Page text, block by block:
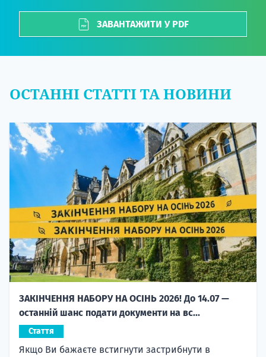
ЗАВАНТАЖИТИ У PDF
ОСТАННІ СТАТТІ ТА НОВИНИ
ЗАКІНЧЕННЯ НАБОРУ НА ОСІНЬ 2026! До 14.07 —
останній шанс подати документи на вс...
Стаття
Якщо Ви бажаєте встигнути застрибнути в